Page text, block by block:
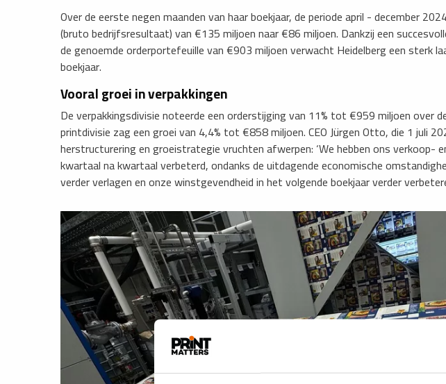
Over de eerste negen maanden van haar boekjaar, de periode april - december
(bruto bedrijfsresultaat) van €135 miljoen naar €86 miljoen. Dankzij een
de genoemde orderportefeuille van €903 miljoen verwacht Heidelberg een sterk
boekjaar.
Vooral groei in verpakkingen
De verpakkingsdivisie noteerde een orderstijging van 11% tot €959 miljoen over
printdivisie zag een groei van 4,4% tot €858 miljoen. CEO Jürgen Otto, die 1 juli
herstructurering en groeistrategie vruchten afwerpen: ‘We hebben ons verkoop-
kwartaal na kwartaal verbeterd, ondanks de uitdagende economische
verder verlagen en onze winstgevendheid in het volgende boekjaar verder